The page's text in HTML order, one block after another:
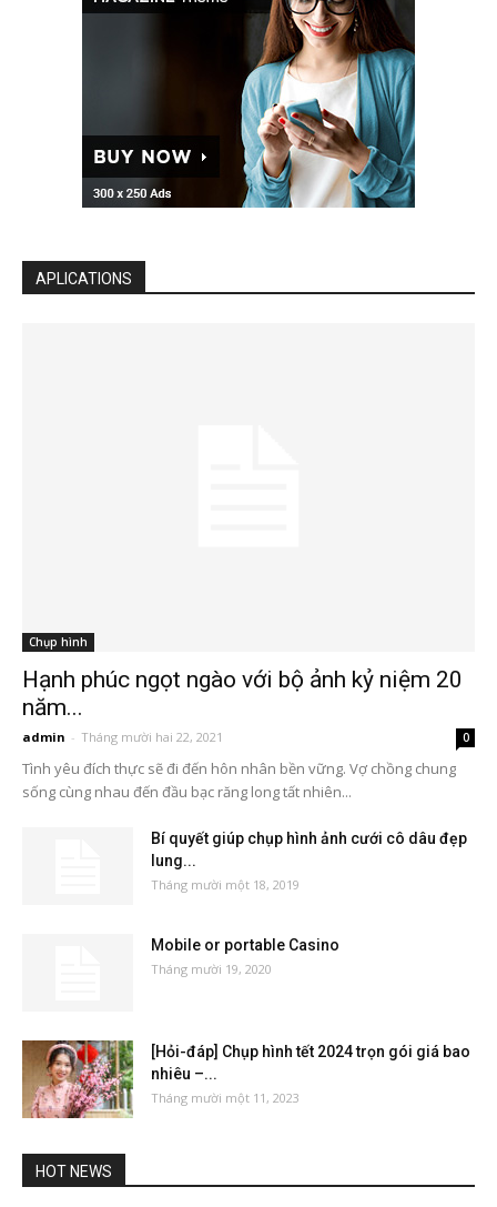
APLICATIONS
Chụp hình
Hạnh phúc ngọt ngào với bộ ảnh kỷ niệm 20
năm...
admin - Tháng mười hai 22, 2021 0
Tình yêu đích thực sẽ đi đến hôn nhân bền vững. Vợ chồng chung
sống cùng nhau đến đầu bạc răng long tất nhiên...
Bí quyết giúp chụp hình ảnh cưới cô dâu đẹp
lung...
Tháng mười một 18, 2019
Mobile or portable Casino
Tháng mười 19, 2020
[Hỏi-đáp] Chụp hình tết 2024 trọn gói giá bao
nhiêu –...
Tháng mười một 11, 2023
HOT NEWS